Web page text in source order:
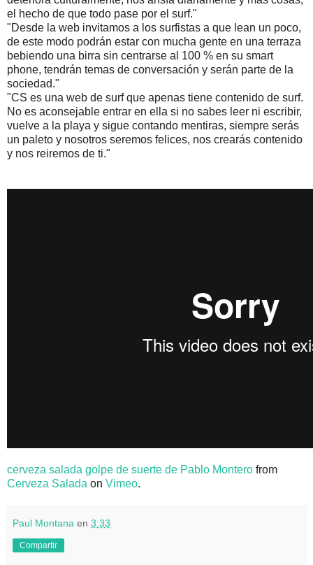
el hecho de que todo pase por el surf."
"Desde la web invitamos a los surfistas a que lean un poco,
de este modo podrán estar con mucha gente en una terraza
bebiendo una birra sin centrarse al 100 % en su smart
phone, tendrán temas de conversación y serán parte de la
sociedad."
"CS es una web de surf que apenas tiene contenido de surf.
No es aconsejable entrar en ella si no sabes leer ni escribir,
vuelve a la playa y sigue contando mentiras, siempre serás
un paleto y nosotros seremos felices, nos crearás contenido
y nos reiremos de ti."
cerveza salada golpe de suerte de Pablo Montero from
Cerveza Salada on Vimeo.
Paul Montana en 3:33
Compartir